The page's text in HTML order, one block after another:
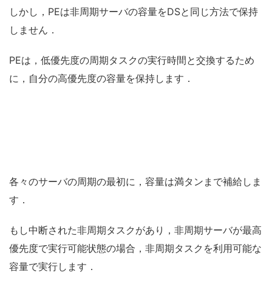
しかし，PEは非周期サーバの容量をDSと同じ方法で保持
しません．
PEは，低優先度の周期タスクの実行時間と交換するため
に，自分の高優先度の容量を保持します．
各々のサーバの周期の最初に，容量は満タンまで補給しま
す．
もし中断された非周期タスクがあり，非周期サーバが最高
優先度で実行可能状態の場合，非周期タスクを利用可能な
容量で実行します．